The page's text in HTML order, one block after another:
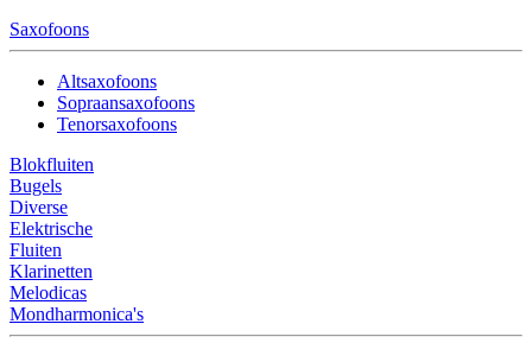
Saxofoons
Altsaxofoons
Sopraansaxofoons
Tenorsaxofoons
Blokfluiten
Bugels
Diverse
Elektrische
Fluiten
Klarinetten
Melodicas
Mondharmonica's